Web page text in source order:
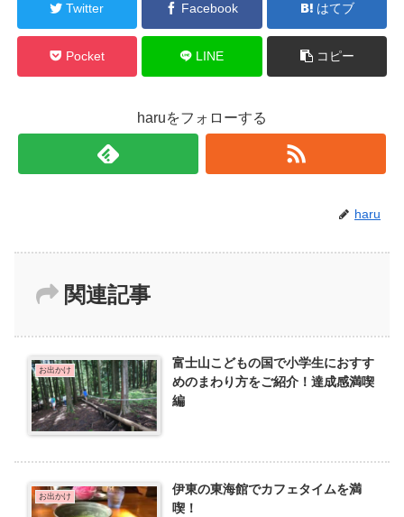
Twitter Facebook はてブ
Pocket LINE コピー
haruをフォローする
haru
関連記事
お出かけ
富士山こどもの国で小学生におすす
めのまわり方をご紹介！達成感満喫
編
お出かけ
伊東の東海館でカフェタイムを満
喫！